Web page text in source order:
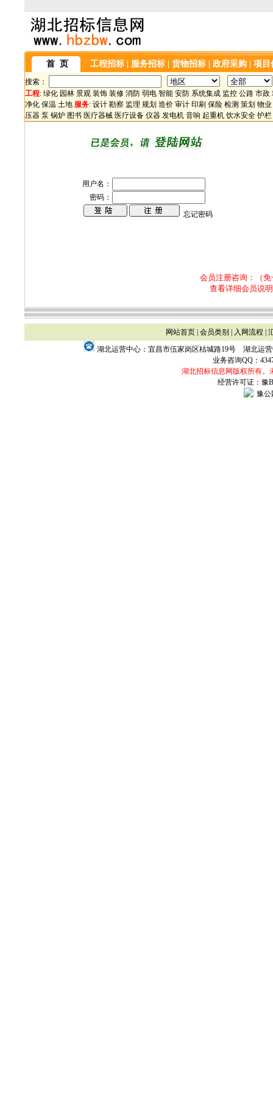
首 页 工程招标 服务招标 货物招标 政府采购 项目
搜索：
工程: 绿化 园林 景观 装饰 装修 消防 弱电 智能 安防 系统集成 监控 公路 市政
净化 保温 土地 服务: 设计 勘察 监理 规划 造价 审计 印刷 保险 检测 策划 物业
压器 泵 锅炉 图书 医疗器械 医疗设备 仪器 发电机 音响 起重机 饮水安全 护栏
用户名：
密码：
忘记密码
会员注册咨询：（免
查看详细会员说
网站首页| 会员类别 入网流程
湖北运营中心：宜昌市伍家岗区桔城路19号 湖北运
业务咨询QQ：
湖北招标信息网版权所有。
经营许可证：豫
豫公